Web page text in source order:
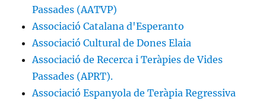
Passades (AATVP)
Associació Catalana d'Esperanto
Associació Cultural de Dones Elaia
Associació de Recerca i Teràpies de Vides
Passades (APRT).
Associació Espanyola de Teràpia Regressiva